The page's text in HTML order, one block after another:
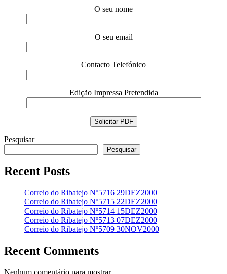
O seu nome
O seu email
Contacto Telefónico
Edição Impressa Pretendida
Pesquisar
Pesquisar
Recent Posts
Correio do Ribatejo Nº5716 29DEZ2000
Correio do Ribatejo Nº5715 22DEZ2000
Correio do Ribatejo Nº5714 15DEZ2000
Correio do Ribatejo Nº5713 07DEZ2000
Correio do Ribatejo Nº5709 30NOV2000
Recent Comments